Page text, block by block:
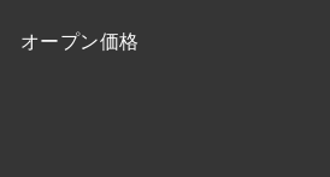
オープン価格